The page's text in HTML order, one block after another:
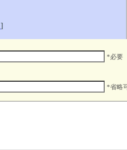
]
*必要
*省略